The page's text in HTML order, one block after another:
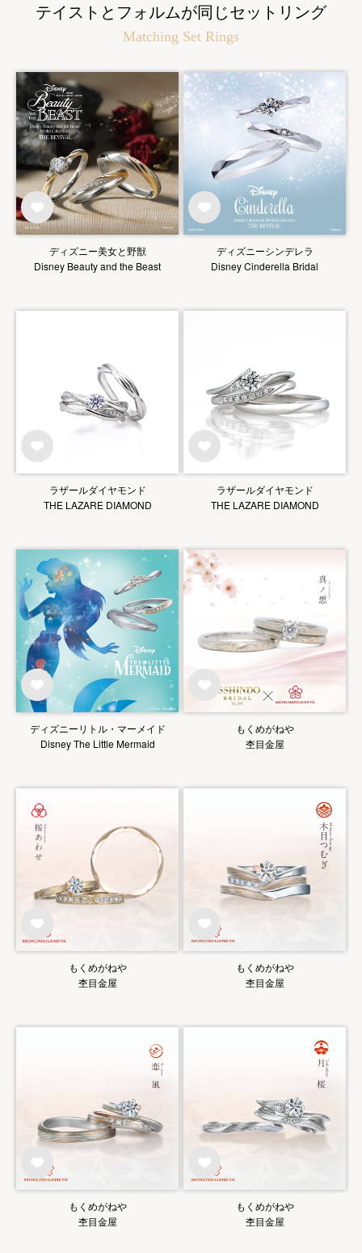
テイストとフォルムが同じセットリング
Matching Set Rings
ディズニー美女と野獣
Disney Beauty and the Beast
ディズニーシンデレラ
Disney Cinderella Bridal
ラザールダイヤモンド
THE LAZARE DIAMOND
ラザールダイヤモンド
THE LAZARE DIAMOND
ディズニーリトル・マーメイド
Disney The Little Mermaid
もくめがねや
杢目金屋
もくめがねや
杢目金屋
もくめがねや
杢目金屋
もくめがねや
杢目金屋
もくめがねや
杢目金屋